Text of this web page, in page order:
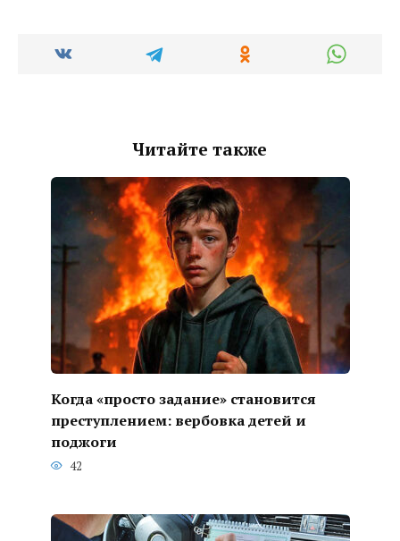
Читайте также
Когда «просто задание» становится
преступлением: вербовка детей и
поджоги
42